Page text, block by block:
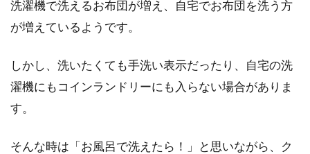
洗濯機で洗えるお布団が増え、自宅でお布団を洗う方
が増えているようです。
しかし、洗いたくても手洗い表示だったり、自宅の洗
濯機にもコインランドリーにも入らない場合がありま
す。
そんな時は「お風呂で洗えたら！」と思いながら、ク